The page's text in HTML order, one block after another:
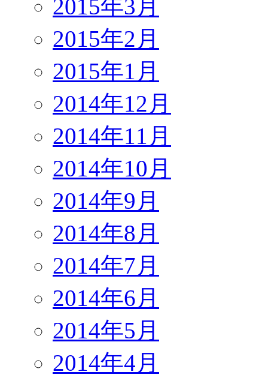
2015年3月
2015年2月
2015年1月
2014年12月
2014年11月
2014年10月
2014年9月
2014年8月
2014年7月
2014年6月
2014年5月
2014年4月